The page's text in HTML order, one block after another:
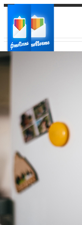
Ваш регион доставки
Выберите из списка: